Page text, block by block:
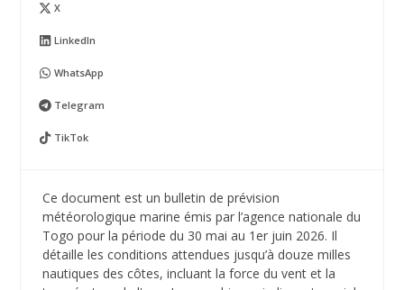
X
LinkedIn
WhatsApp
Telegram
TikTok
Ce document est un bulletin de prévision
météorologique marine émis par l’agence nationale du
Togo pour la période du 30 mai au 1er juin 2026. Il
détaille les conditions attendues jusqu’à douze milles
nautiques des côtes, incluant la force du vent et la